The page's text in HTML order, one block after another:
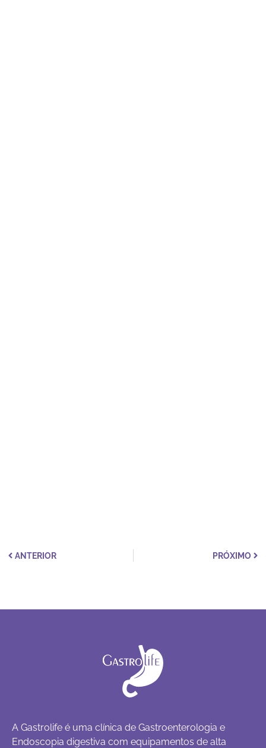
ANTERIOR PRÓXIMO
A Gastrolife é uma clínica de Gastroenterologia e
Endoscopia digestiva com equipamentos de alta